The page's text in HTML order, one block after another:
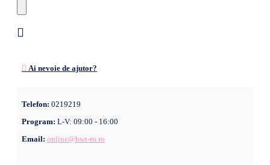
Ai nevoie de ajutor?
Telefon: 0219219
Program: L-V: 09:00 - 16:00
Email: online@bwt-ro.ro